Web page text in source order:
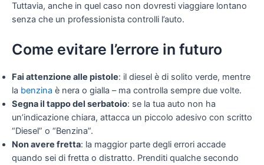
Tuttavia, anche in quel caso non dovresti viaggiare lontano
senza che un professionista controlli l’auto.
Come evitare l’errore in futuro
Fai attenzione alle pistole: il diesel è di solito verde, mentre
la benzina è nera o gialla – ma controlla sempre due volte.
Segna il tappo del serbatoio: se la tua auto non ha
un’indicazione chiara, attacca un piccolo adesivo con scritto
“Diesel” o “Benzina”.
Non avere fretta: la maggior parte degli errori accade
quando sei di fretta o distratto. Prenditi qualche secondo